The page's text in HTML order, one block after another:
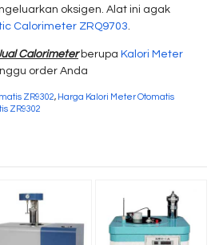
oksigen. Alat ini agak
Calorimeter ZRQ9703.
Calorimeterberupa Kalori Meter
order Anda
ZR9302, Harga Kalori Meter Otomatis
ZR9302